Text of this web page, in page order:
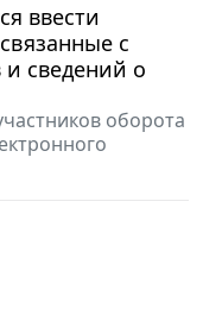
ввести
с
и сведений о
оборота